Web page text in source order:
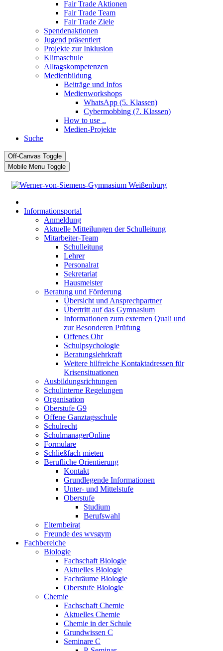
Fair Trade Aktionen
Fair Trade Team
Fair Trade Ziele
Spendenaktionen
Jugend präsentiert
Projekte zur Inklusion
Klimaschule
Alltagskompetenzen
Medienbildung
Beiträge und Infos
Medienworkshops
WhatsApp (5. Klassen)
Cybermobbing (7. Klassen)
How to use ..
Medien-Projekte
Suche
Off-Canvas Toggle
Mobile Menu Toggle
Informationsportal
Anmeldung
Aktuelle Mitteilungen der Schulleitung
Mitarbeiter-Team
Schulleitung
Lehrer
Personalrat
Sekretariat
Hausmeister
Beratung und Förderung
Übersicht und Ansprechpartner
Übertritt auf das Gymnasium
Informationen zum externen Quali und
zur Besonderen Prüfung
Offenes Ohr
Schulpsychologie
Beratungslehrkraft
Weitere hilfreiche Kontaktadressen für
Krisensituationen
Ausbildungsrichtungen
Schulinterne Regelungen
Organisation
Oberstufe G9
Offene Ganztagsschule
Schulrecht
SchulmanagerOnline
Formulare
Schließfach mieten
Berufliche Orientierung
Kontakt
Grundlegende Informationen
Unter- und Mittelstufe
Oberstufe
Studium
Berufswahl
Elternbeirat
Freunde des wvsgym
Fachbereiche
Biologie
Fachschaft Biologie
Aktuelles Biologie
Fachräume Biologie
Oberstufe Biologie
Chemie
Fachschaft Chemie
Aktuelles Chemie
Chemie in der Schule
Grundwissen C
Seminare C